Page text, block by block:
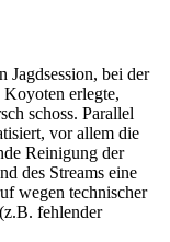
Jagdsession, bei der
erlegte,
schoss. Parallel
vor allem die
Reinigung der
des Streams eine
wegen technischer
fehlender